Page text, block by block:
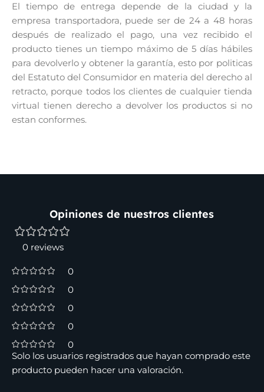
El tiempo de entrega depende de la ciudad y la
empresa transportadora, puede ser de 24 a 48 horas
después de realizado el pago, una vez recibido el
producto tienes un tiempo máximo de 5 días hábiles
para devolverlo y obtener la garantía, esto por politicas
del Estatuto del Consumidor en materia del derecho al
retracto, porque todos los clientes de cualquier tienda
virtual tienen derecho a devolver los productos si no
estan conformes.
Opiniones de nuestros clientes
0 reviews
0
0
0
0
0
Solo los usuarios registrados que hayan comprado este
producto pueden hacer una valoración.